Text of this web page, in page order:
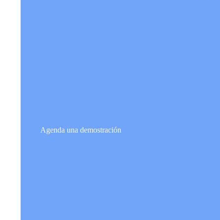
Agenda una demostración